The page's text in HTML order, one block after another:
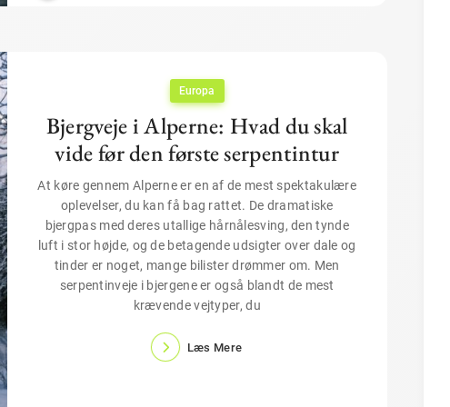
Europa
Bjergveje i Alperne: Hvad du skal
vide før den første serpentintur
At køre gennem Alperne er en af de mest spektakulære
oplevelser, du kan få bag rattet. De dramatiske
bjergpas med deres utallige hårnålesving, den tynde
luft i stor højde, og de betagende udsigter over dale og
tinder er noget, mange bilister drømmer om. Men
serpentinveje i bjergene er også blandt de mest
krævende vejtyper, du
Læs Mere